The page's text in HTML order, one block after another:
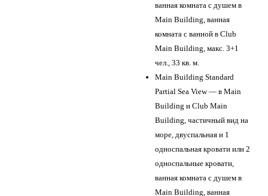
ванная комната с душем в
Main Building, ванная
комната с ванной в Club
Main Building, макс. 3+1
чел., 33 кв. м.
Main Building Standard
Partial Sea View — в Main
Building и Club Main
Building, частичный вид на
море, двуспальная и 1
односпальная кровати или 2
односпальные кровати,
ванная комната с душем в
Main Building, ванная